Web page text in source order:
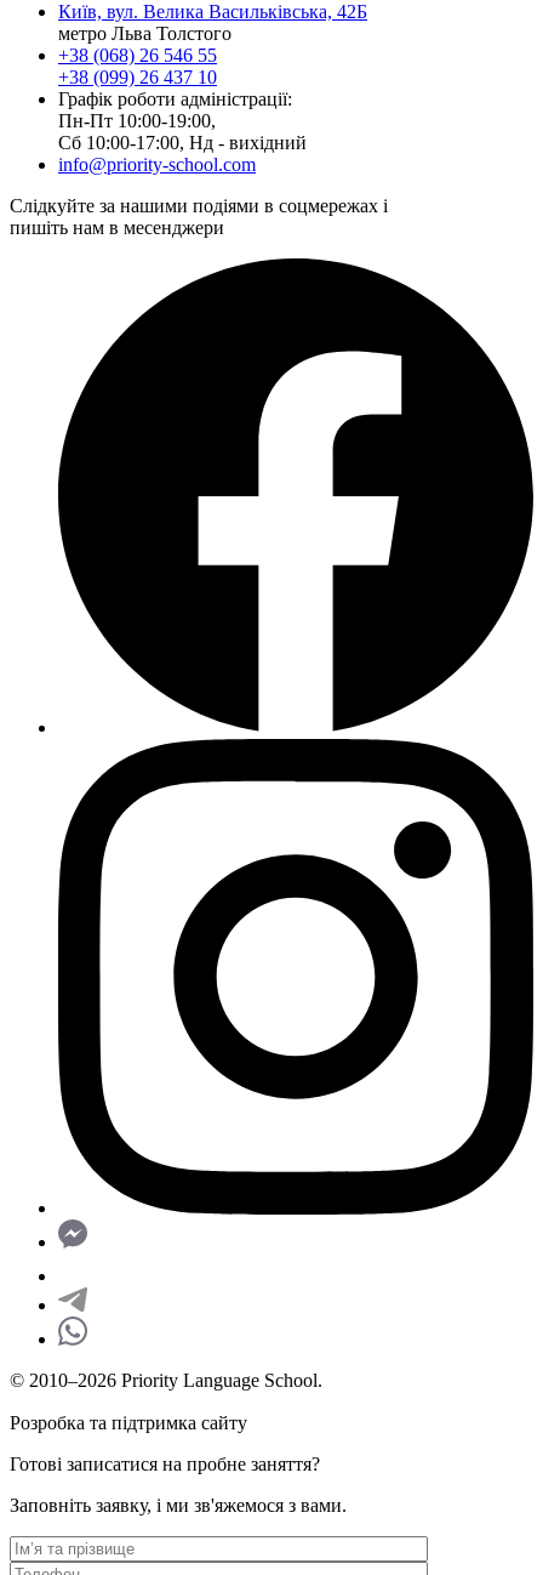
Київ, вул. Велика Васильківська, 42Б
метро Льва Толстого
+38 (068) 26 546 55
+38 (099) 26 437 10
Графік роботи адміністрації:
Пн-Пт 10:00-19:00,
Сб 10:00-17:00, Нд - вихідний
info@priority-school.com
Слідкуйте за нашими подіями в соцмережах і
пишіть нам в месенджери
© 2010–2026 Priority Language School.
Розробка та підтримка сайту
Готові записатися на пробне заняття?
Заповніть заявку, і ми зв'яжемося з вами.